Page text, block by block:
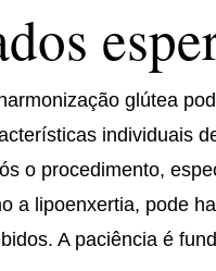
glútea
individuais
o procedimento,
a lipoenxertia, pode
A paciência é